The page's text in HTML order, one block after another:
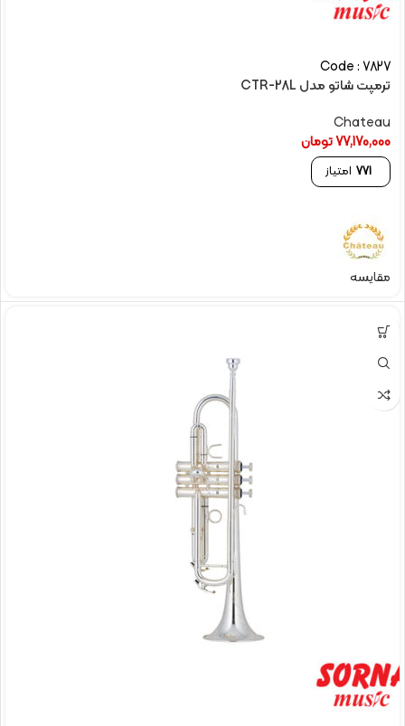
Code : 7827
ترمپت شاتو مدل CTR-28L
Chateau
77,170,000تومان
771 امتیاز
مقایسه